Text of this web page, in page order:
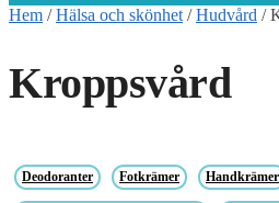
Hem /Hälsa och skönhet /Hudvård /
Kroppsvård
Deodoranter Fotkrämer Handkrämer